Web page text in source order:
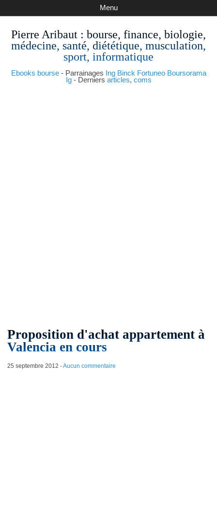
Pierre Aribaut : bourse, finance, biologie,
médecine, santé, diététique, musculation,
sport, informatique
Ebooks bourse- Parrainages Ing Binck Fortuneo Boursorama
Ig- Derniers articles, coms
Menu
Proposition d'achat appartement à
Valencia en cours
25 septembre 2012 -Aucun commentaire